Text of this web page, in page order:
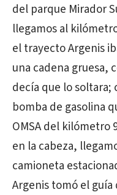
del parque Mirador
llegamos al
el trayecto Argenis
una cadena gruesa,
decía que lo soltara;
bomba de gasolina
OMSA del kilómetro
en la cabeza,
camioneta
Argenis tomó el